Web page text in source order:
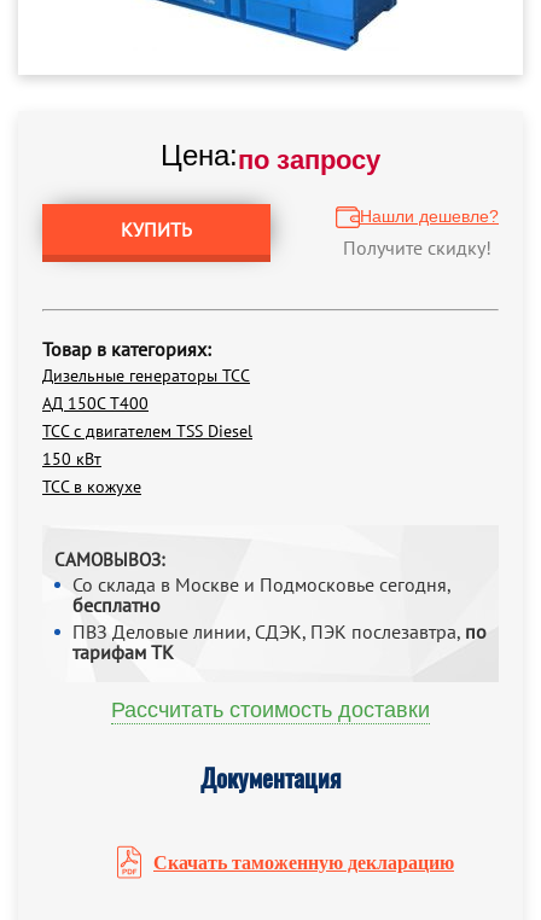
Цена:по запросу
КУПИТЬ
Нашли дешевле?
Получите скидку!
Товар в категориях:
Дизельные генераторы ТСС
АД 150С Т400
ТСС с двигателем TSS Diesel
150 кВт
ТСС в кожухе
САМОВЫВОЗ:
Со склада в Москве и Подмосковье сегодня,
бесплатно
ПВЗ Деловые линии, СДЭК, ПЭК послезавтра, по
тарифам ТК
Рассчитать стоимость доставки
Документация
Скачать таможенную декларацию